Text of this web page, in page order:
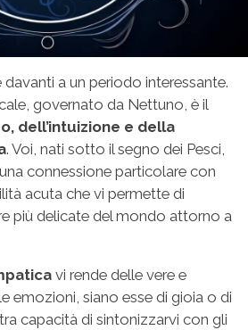
davanti a un periodo interessante.
governato da Nettuno, è il
dell’intuizione e della
. Voi, nati sotto il segno dei Pesci,
connessione particolare con
acuta che vi permette di
più delicate del mondo attorno a
vi rende delle vere e
emozioni, siano esse di gioia o di
capacità di sintonizzarvi con gli